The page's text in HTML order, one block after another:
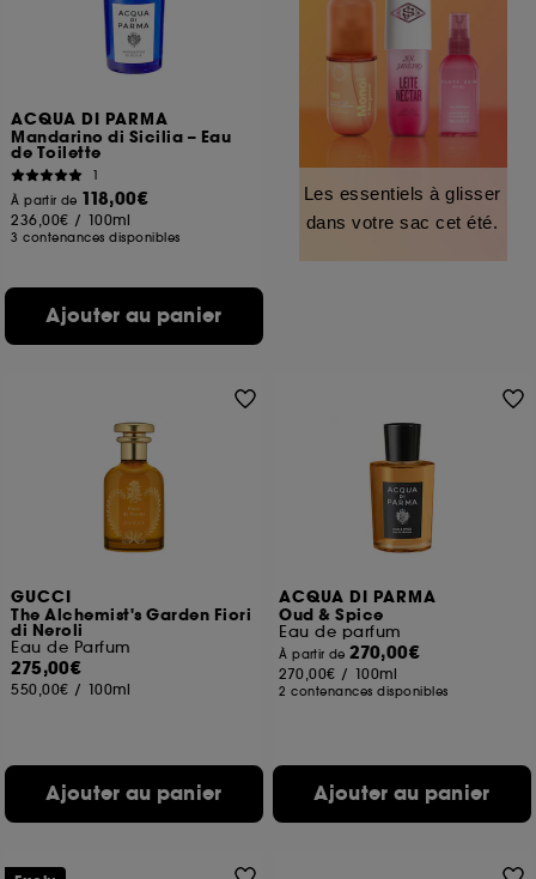
ACQUA DI PARMA
Mandarino di Sicilia – Eau
de Toilette
1
À partir de 118,00€
236,00€ / 100ml
3 contenances disponibles
Ajouter au panier
Les essentiels à glisser
dans votre sac cet été.
GUCCI
The Alchemist's Garden Fiori
di Neroli
Eau de Parfum
275,00€
550,00€ / 100ml
Ajouter au panier
ACQUA DI PARMA
Oud & Spice
Eau de parfum
À partir de270,00€
270,00€ / 100ml
2 contenances disponibles
Ajouter au panier